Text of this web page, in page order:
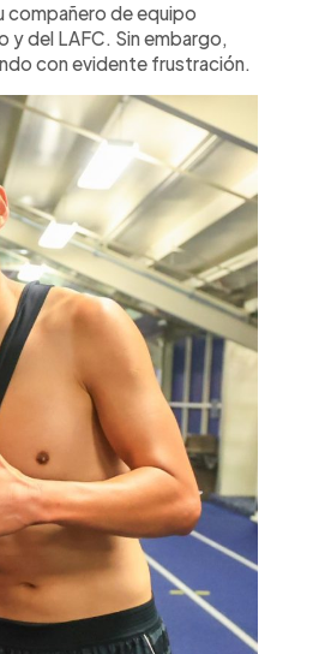
compañero de equipo
y del LAFC. Sin embargo,
con evidente frustración.